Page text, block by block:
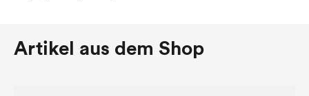
Artikel aus dem Shop